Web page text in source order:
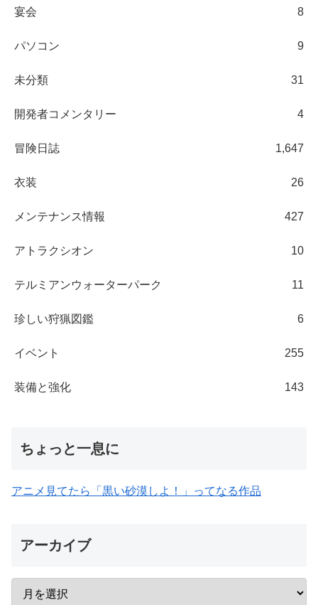
宴会 8
パソコン 9
未分類 31
開発者コメンタリー 4
冒険日誌 1,647
衣装 26
メンテナンス情報 427
アトラクシオン 10
テルミアンウォーターパーク 11
珍しい狩猟図鑑 6
イベント 255
装備と強化 143
ちょっと一息に
アニメ見てたら「黒い砂漠しよ！」ってなる作品
アーカイブ